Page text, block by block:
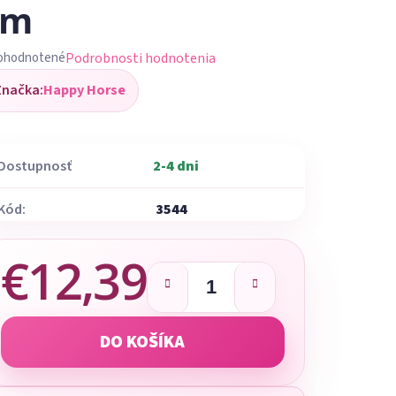
Podrobnosti hodnotenia
Happy Horse
2-4 dni
3544
€12,39
Jednotková cena:
DO KOŠÍKA